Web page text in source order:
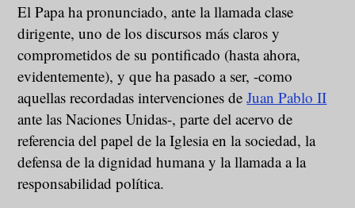
El Papa ha pronunciado, ante la llamada clase
dirigente, uno de los discursos más claros y
comprometidos de su pontificado (hasta ahora,
evidentemente), y que ha pasado a ser, -como
aquellas recordadas intervenciones deJuan Pablo II
ante las Naciones Unidas-, parte del acervo de
referencia del papel de la Iglesia en la sociedad, la
defensa de la dignidad humana y la llamada a la
responsabilidad política.